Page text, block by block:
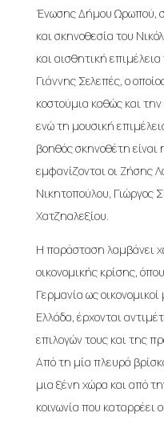
Ένωσης Δήμου Ωρωπού,
και σκηνοθεσία του
και αισθητική
Γιάννης Σελεπές, ο
κοστούμια καθώς και
ενώ τη μουσική
βοηθός σκηνοθέτη
εμφανίζονται οι Ζήσης
Νικητοπούλου, Γιώργος
Χατζηαλεξίου.
Η παράσταση λαμβάνει
οικονομικής κρίσης,
Γερμανία ως
Ελλάδα, έρχονται
επιλογών τους και της
Από τη μία πλευρά
μια ξένη χώρα και από
κοινωνία που καταρρέει